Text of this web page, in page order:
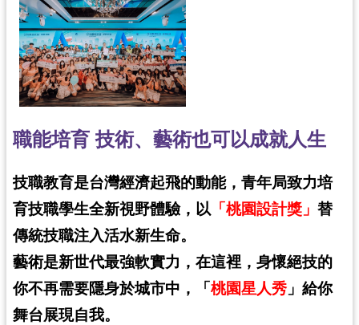
基
地
介
紹
關
連
結
政
府
資
訊
公
職能培育 技術、藝術也可以成就人生
技職教育是台灣經濟起飛的動能，青年局致力培
育技職學生全新視野體驗，以 「桃園設計獎 」 替
傳統技職注入活水新生命。
藝術是新世代最強軟實力，在這裡，身懷絕技的
你不再需要隱身於城市中，「桃園星人秀 」給你
舞台展現自我。